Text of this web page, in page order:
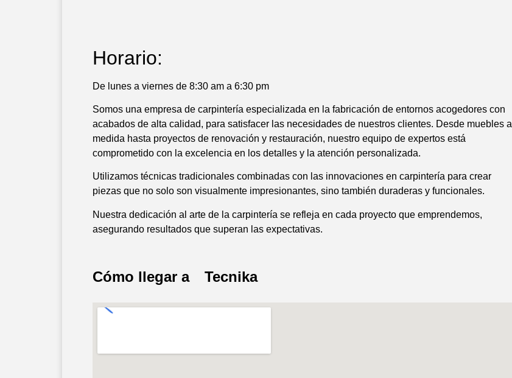
Horario:
De lunes a viernes de 8:30 am a 6:30 pm
Somos una empresa de carpintería especializada en la fabricación de entornos acogedores con
acabados de alta calidad, para satisfacer las necesidades de nuestros clientes. Desde muebles a
medida hasta proyectos de renovación y restauración, nuestro equipo de expertos está
comprometido con la excelencia en los detalles y la atención personalizada.
Utilizamos técnicas tradicionales combinadas con las innovaciones en carpintería para crear
piezas que no solo son visualmente impresionantes, sino también duraderas y funcionales.
Nuestra dedicación al arte de la carpintería se refleja en cada proyecto que emprendemos,
asegurando resultados que superan las expectativas.
Cómo llegar a Tecnika